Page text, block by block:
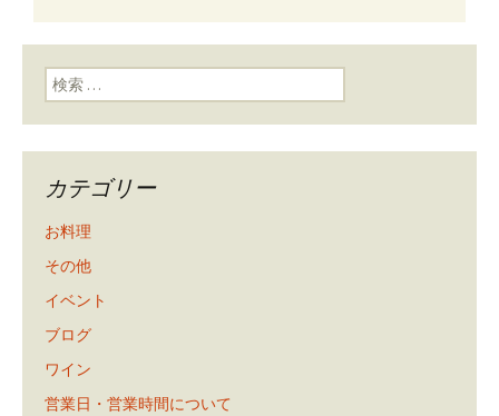
検索:
カテゴリー
お料理
その他
イベント
ブログ
ワイン
営業日・営業時間について